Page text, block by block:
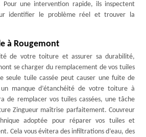
une intervention rapide, ils inspectent
identifier le problème réel et trouver la
à Rougemont
de votre toiture et assurer sa durabilité,
se charger du remplacement de vos tuiles
seule tuile cassée peut causer une fuite de
manque d’étanchéité de votre toiture à
de remplacer vos tuiles cassées, une tâche
Zingueur maîtrise parfaitement. Couvreur
adoptée pour réparer vos tuiles et
Cela vous évitera des infiltrations d’eau, des